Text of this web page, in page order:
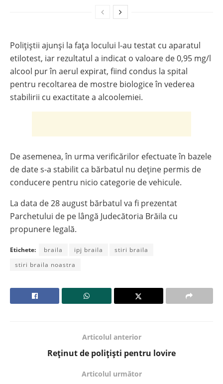
Polițiștii ajunși la fața locului l-au testat cu aparatul
etilotest, iar rezultatul a indicat o valoare de 0,95 mg/l
alcool pur în aerul expirat, fiind condus la spital
pentru recoltarea de mostre biologice în vederea
stabilirii cu exactitate a alcoolemiei.
De asemenea, în urma verificărilor efectuate în bazele
de date s-a stabilit ca bărbatul nu deține permis de
conducere pentru nicio categorie de vehicule.
La data de 28 august bărbatul va fi prezentat
Parchetului de pe lângă Judecătoria Brăila cu
propunere legală.
Etichete: braila ipj braila
stiri braila
stiri braila noastra
Articolul anterior
Reținut de polițiști pentru lovire
Articolul următor